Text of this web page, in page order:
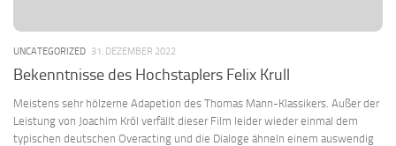
UNCATEGORIZED 31. DEZEMBER 2022
Bekenntnisse des Hochstaplers Felix Krull
Meistens sehr hölzerne Adapetion des Thomas Mann-Klassikers. Außer der
Leistung von Joachim Król verfällt dieser Film leider wieder einmal dem
typischen deutschen Overacting und die Dialoge ähneln einem auswendig